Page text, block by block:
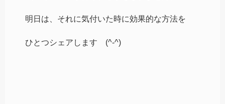
明日は、それに気付いた時に効果的な方法を
ひとつシェアします (^-^)